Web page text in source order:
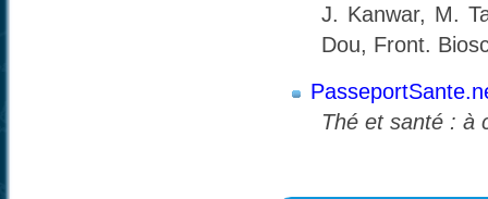
J. Kanwar, M.
Dou, Front.
Thé et santé : à